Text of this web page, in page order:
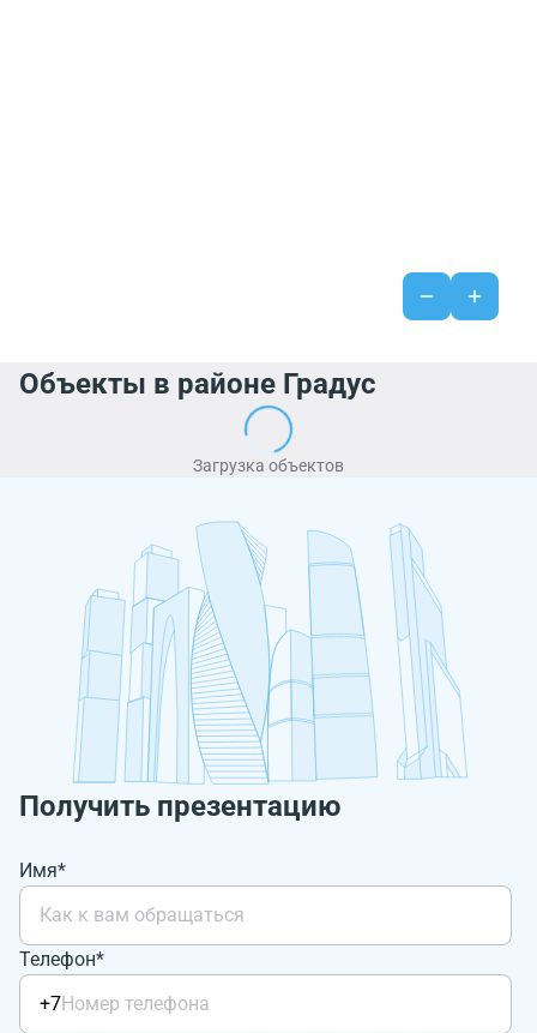
Объекты в районе Градус
Загрузка объектов
Получить презентацию
Имя*
Телефон*
+7